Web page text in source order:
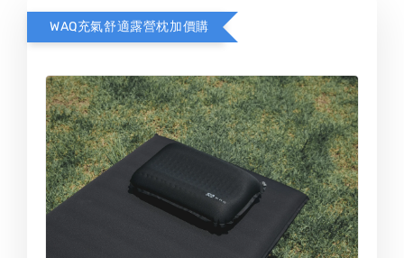
WAQ充氣舒適露營枕加價購